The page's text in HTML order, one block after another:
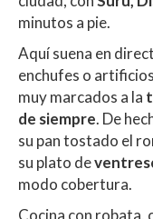
minutos a pie.
Aquí suena en
enchufes o
muy marcados a la
de siempre. De
su pan tostado el
su plato de
modo cobertura.